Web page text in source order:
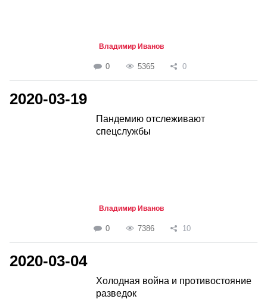
Владимир Иванов
0 5365 0
2020-03-19
Пандемию отслеживают
спецслужбы
Владимир Иванов
0 7386 10
2020-03-04
Холодная война и противостояние
разведок